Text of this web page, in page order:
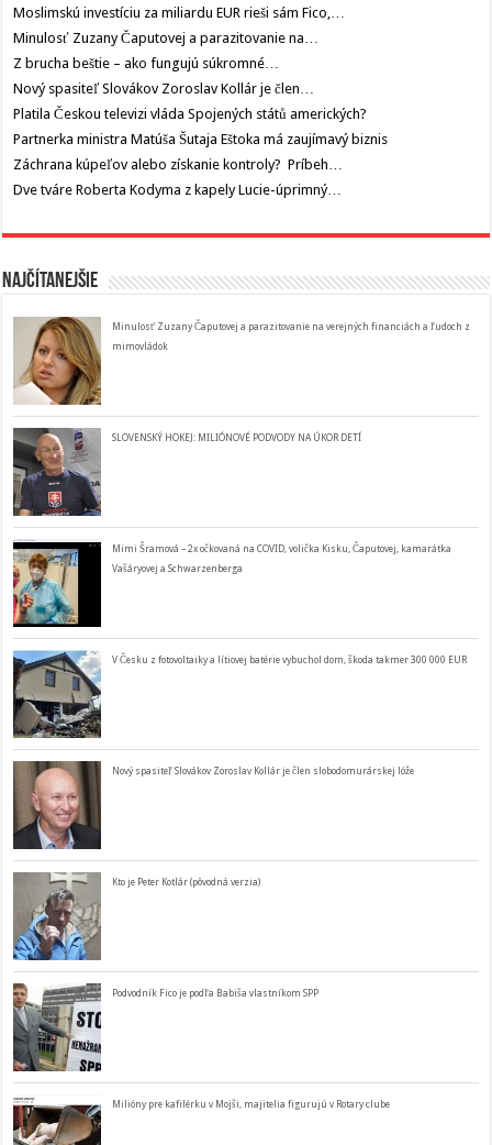
Moslimskú investíciu za miliardu EUR rieši sám Fico,…
Minulosť Zuzany Čaputovej a parazitovanie na…
Z brucha beštie – ako fungujú súkromné…
Nový spasiteľ Slovákov Zoroslav Kollár je člen…
Platila Českou televizi vláda Spojených států amerických?
Partnerka ministra Matúša Šutaja Eštoka má zaujímavý biznis
Záchrana kúpeľov alebo získanie kontroly? Príbeh…
Dve tváre Roberta Kodyma z kapely Lucie-úprimný…
Najčítanejšie
Minulosť Zuzany Čaputovej a parazitovanie na verejných financiách a ľudoch z
mimovládok
SLOVENSKÝ HOKEJ: MILIÓNOVÉ PODVODY NA ÚKOR DETÍ
Mimi Šramová – 2x očkovaná na COVID, volička Kisku, Čaputovej, kamarátka
Vašáryovej a Schwarzenberga
V Česku z fotovoltaiky a lítiovej batérie vybuchol dom, škoda takmer 300 000 EUR
Nový spasiteľ Slovákov Zoroslav Kollár je člen slobodomurárskej lóže
Kto je Peter Kotlár (pôvodná verzia)
Podvodník Fico je podľa Babiša vlastníkom SPP
Milióny pre kafilérku v Mojši, majitelia figurujú v Rotary clube